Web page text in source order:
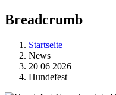
Breadcrumb
Startseite
News
20 06 2026
Hundefest